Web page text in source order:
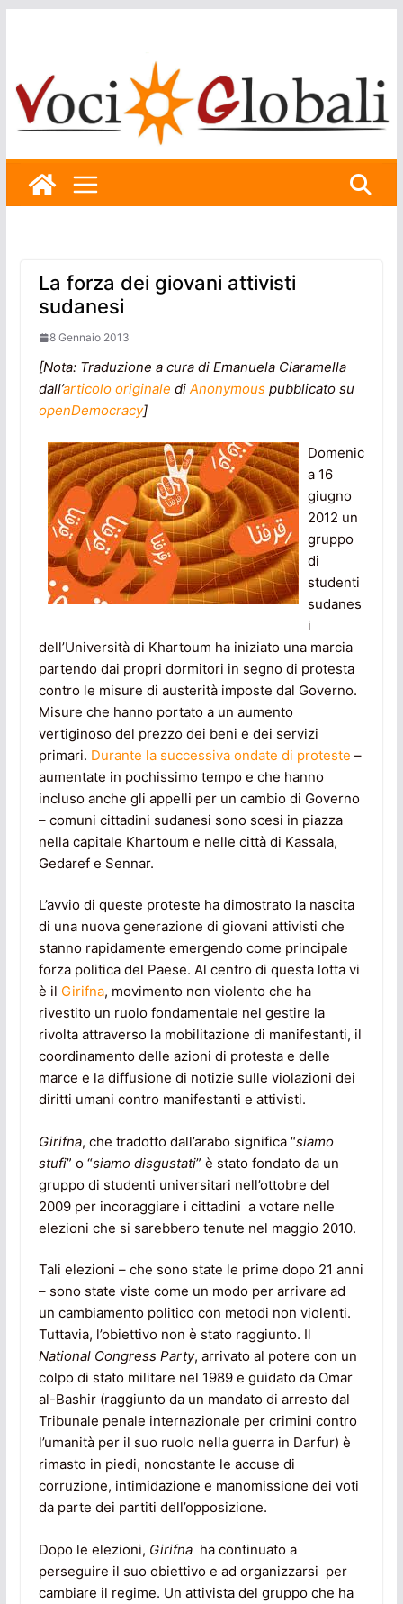
La forza dei giovani attivisti
sudanesi
8 Gennaio 2013
[Nota: Traduzione a cura di Emanuela Ciaramella
dall’articolo originale di Anonymouspubblicato su
openDemocracy]
Domenic
a 16
giugno
2012 un
gruppo
di
studenti
sudanes
i
dell’Università di Khartoum ha iniziato una marcia
partendo dai propri dormitori in segno di protesta
contro le misure di austerità imposte dal Governo.
Misure che hanno portato a un aumento
vertiginoso del prezzo dei beni e dei servizi
primari. Durante la successiva ondate di proteste –
aumentate in pochissimo tempo e che hanno
incluso anche gli appelli per un cambio di Governo
– comuni cittadini sudanesi sono scesi in piazza
nella capitale Khartoum e nelle città di Kassala,
Gedaref e Sennar.
L’avvio di queste proteste ha dimostrato la nascita
di una nuova generazione di giovani attivisti che
stanno rapidamente emergendo come principale
forza politica del Paese. Al centro di questa lotta vi
è il Girifna, movimento non violento che ha
rivestito un ruolo fondamentale nel gestire la
rivolta attraverso la mobilitazione di manifestanti, il
coordinamento delle azioni di protesta e delle
marce e la diffusione di notizie sulle violazioni dei
diritti umani contro manifestanti e attivisti.
Girifna, che tradotto dall’arabo significa “siamo
stufi” o “siamo disgustati” è stato fondato da un
gruppo di studenti universitari nell’ottobre del
2009 per incoraggiare i cittadini a votare nelle
elezioni che si sarebbero tenute nel maggio 2010.
Tali elezioni – che sono state le prime dopo 21 anni
– sono state viste come un modo per arrivare ad
un cambiamento politico con metodi non violenti.
Tuttavia, l’obiettivo non è stato raggiunto. Il
National Congress Party, arrivato al potere con un
colpo di stato militare nel 1989 e guidato da Omar
al-Bashir (raggiunto da un mandato di arresto dal
Tribunale penale internazionale per crimini contro
l’umanità per il suo ruolo nella guerra in Darfur) è
rimasto in piedi, nonostante le accuse di
corruzione, intimidazione e manomissione dei voti
da parte dei partiti dell’opposizione.
Dopo le elezioni, Girifnaha continuato a
perseguire il suo obiettivo e ad organizzarsi per
cambiare il regime. Un attivista del gruppo che ha